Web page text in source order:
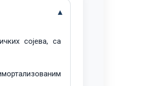
сојева, са